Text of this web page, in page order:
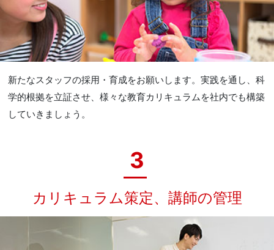
新たなスタッフの採用・育成をお願いします。実践を通し、科
学的根拠を立証させ、様々な教育カリキュラムを社内でも構築
していきましょう。
3
カリキュラム策定、講師の管理